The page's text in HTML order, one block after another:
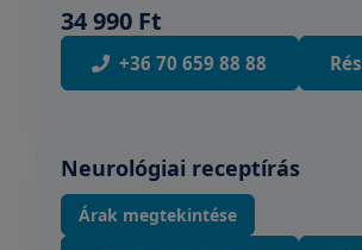
34 990 Ft
+36 70 659 88 88
Neurológiai receptírás
Árak megtekintése